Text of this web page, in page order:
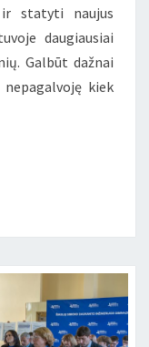
statyti naujus
daugiausiai
Galbūt dažnai
kiek